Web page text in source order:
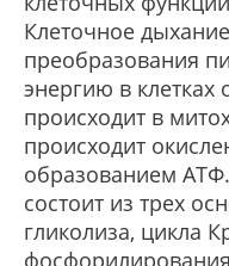
Клеточное
преобразования
энергию в
происходит в
происходит
образованием
состоит из трех
гликолиза, цикла